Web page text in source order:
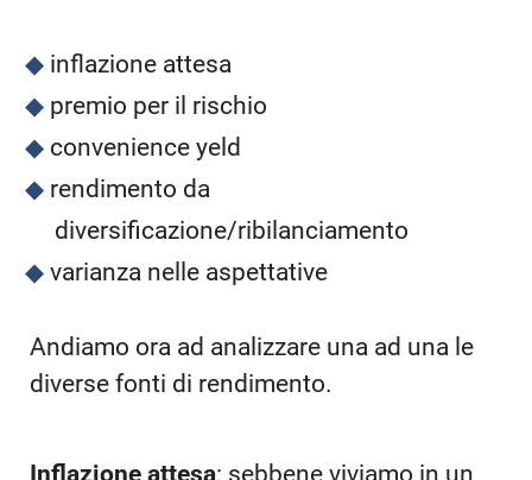
inflazione attesa
premio per il rischio
convenience yeld
rendimento da
diversificazione/ribilanciamento
varianza nelle aspettative
Andiamo ora ad analizzare una ad una le
diverse fonti di rendimento.
Inflazione attesa: sebbene viviamo in un